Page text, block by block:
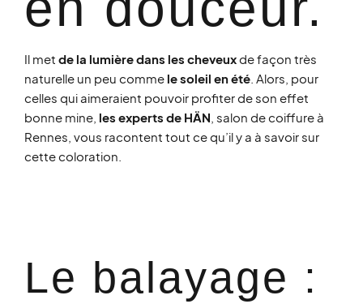
Il met de la lumière dans les cheveuxde façon très
naturelle un peu comme le soleil en été . Alors, pour
celles qui aimeraient pouvoir profiter de son effet
bonne mine, les experts de HÄN , salon de coiffure à
Rennes, vous racontent tout ce qu’il y a à savoir sur
cette coloration.
Le balayage :